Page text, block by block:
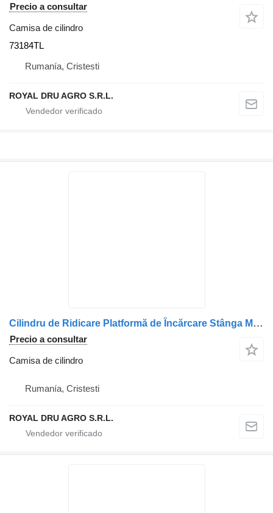
Precio a consultar
Camisa de cilindro
73184TL
Rumanía, Cristesti
ROYAL DRU AGRO S.R.L.
Cilindru de Ridicare Platformă de Încărcare Stânga MAN camisa de cilindro para camión
Precio a consultar
Camisa de cilindro
Rumanía, Cristesti
ROYAL DRU AGRO S.R.L.